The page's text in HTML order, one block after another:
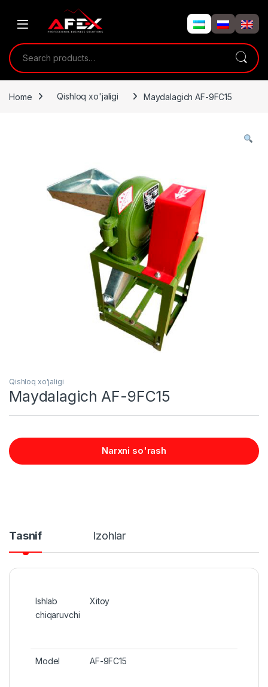
Search for:
Home Qishloq xo'jaligi Maydalagich AF-9FC15
Qishloq xo'jaligi
Maydalagich AF-9FC15
Narxni so'rash
Tasnif Izohlar
Ishlab
chiqaruvchi
Xitoy
Model AF-9FC15